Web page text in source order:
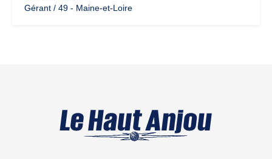
Gérant / 49 - Maine-et-Loire